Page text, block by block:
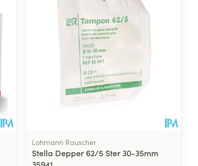
Lohmann Rauscher
Stella Depper 62/5 Ster 30-35mm
35941